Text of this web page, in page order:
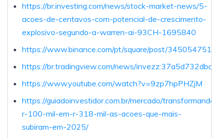
https://br.investing.com/news/stock-market-news/5-
acoes-de-centavos-com-potencial-de-crescimento-
explosivo-segundo-a-warren-ai-93CH-1695840
https://www.binance.com/pt/square/post/
https://br.tradingview.com/news/
https://www.youtube.com/watch?v=9zp7hpPHZjM
https://guiadoinvestidor.com.br/mercado/transformando-
r-100-mil-em-r-318-mil-as-acoes-que-mais-
subiram-em-2025/